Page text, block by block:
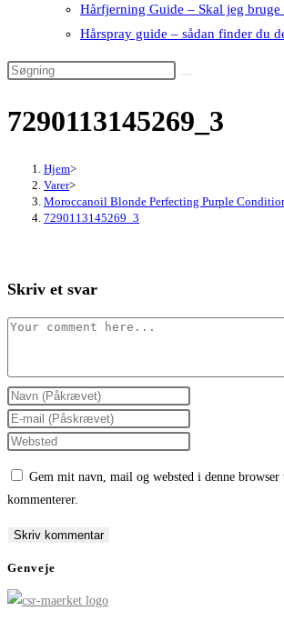
Hårfjerning Guide – Skal jeg bruge
Hårspray guide – sådan finder du
7290113145269_3
Hjem>
Varer>
Moroccanoil Blonde Perfecting Purple
7290113145269_3
Skriv et svar
Comment
Enter
your
name
comment
Enter
your
comment
Enter
(optional)
Gem mit navn, mail og websted i denne
kommenterer.
Genveje